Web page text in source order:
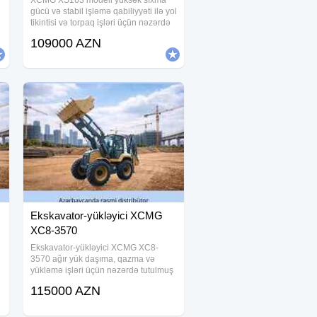
gücü və stabil işləmə qabiliyyəti ilə yol
tikintisi və torpaq işləri üçün nəzərdə
vərdənədir. Güclü mühərrik və optimal
109000 AZN
Ekskavator-yükləyici XCMG
XC8-3570
Ekskavator-yükləyici XCMG XC8-
3570 ağır yük daşıma, qazma və
yükləmə işləri üçün nəzərdə tutulmuş
yol tikintisi, mədənçilik və sənaye
115000 AZN